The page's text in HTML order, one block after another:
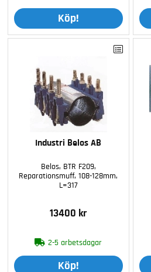
Köp!
Industri Belos AB
Belos, BTR F209,
Reparationsmuff, 108-128mm,
L=317
13400 kr
2-5 arbetsdagar
Köp!